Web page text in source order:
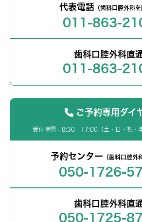
代表電話 （歯科口腔外科を
011-863-
歯科口腔外科直
011-863-
ご予約専用ダイ
受付時間：8:30 - 17:00（土・日・祝・
予約センター （歯科口腔外
050-1726-
歯科口腔外科直
050-1725-